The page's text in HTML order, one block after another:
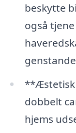
beskytte
også
dobbelt
hjems